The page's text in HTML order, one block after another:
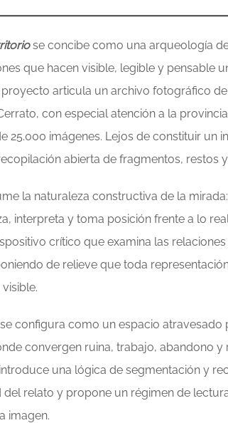
se concibe como una arqueología
que hacen visible, legible y pensable
articula un archivo fotográfico
con especial atención a la
25.000 imágenes. Lejos de constituir un
abierta de fragmentos, restos
la naturaleza constructiva de la
interpreta y toma posición frente a lo
crítico que examina las
de relieve que toda
configura como un espacio
convergen ruina, trabajo, abandono y
una lógica de segmentación y
del relato y propone un régimen de
imagen.